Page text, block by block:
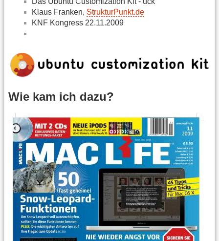
Klaus Franken, StrukturPunkt.de
KNF Kongress 22.11.2009
Wie kam ich dazu?